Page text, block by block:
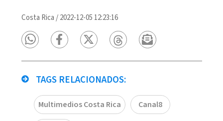
Costa Rica /2022-12-05 12:23:16
TAGS RELACIONADOS:
Multimedios Costa Rica Canal8